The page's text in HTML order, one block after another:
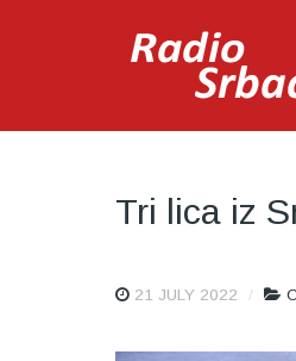
Tri lica iz
21 JULY 2022